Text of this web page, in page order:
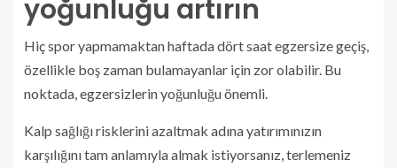
yoğunluğu artırın
Hiç spor yapmamaktan haftada dört saat egzersize geçiş,
özellikle boş zaman bulamayanlar için zor olabilir. Bu
noktada, egzersizlerin yoğunluğu önemli.
Kalp sağlığı risklerini azaltmak adına yatırımınızın
karşılığını tam anlamıyla almak istiyorsanız, terlemeniz